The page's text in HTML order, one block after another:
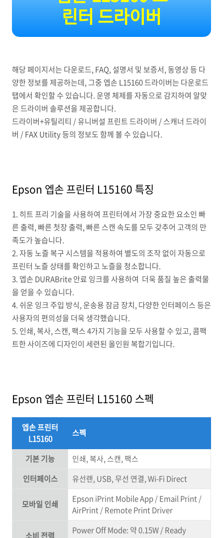
린터 드라이버
해당 페이지서는 다운로드, FAQ, 설명서 및 보증서, 동영상 등 다
양한 정보를 제공하는데, 그중 엡손 L15160 드라이버는 다운로드
탭에서 확인할 수 있습니다. 운영 체제를 자동으로 감지하여 알맞
은 드라이버 솔루션을 제공합니다.
드라이버+유틸리티 / 유니버설 프린트 드라이버 / 스캐너 드라이
버 / FAX Utility 등의 정보도 함께 볼 수 있습니다.
Epson 엡손 프린터 L15160 특징
1. 히트 프리 기술을 사용하여 프린터에서 가장 중요한 요소인 빠
른 출력, 빠른 첫장 출력, 빠른 스캔 속도를 모두 갖추어 고객의 만
족도가 높습니다.
2. 자동 노즐 복구 시스템을 적용하여 별도의 조작 없이 자동으로
프린터 노즐 상태를 확인하고 노즐을 청소합니다.
3. 엡손 DURABrite 안료 잉크를 사용하여 더욱 품질 높은 출력물
을 얻을 수 있습니다.
4. 쉬운 잉크 주입 방식, 운송용 잠금 장치, 다양한 인터페이스 등은
사용자의 편의성을 더욱 생각했습니다.
5. 인쇄, 복사, 스캔, 팩스 4가지 기능을 모두 사용할 수 있고, 콤팩
트한 사이즈에 디자인이 세련된 올인원 복합기입니다.
Epson 엡손 프린터 L15160 스펙
엡손 프린터
L15160
스펙
기본 기능
인쇄, 복사, 스캔, 팩스
인터페이스
유선랜, USB, 무선 연결, Wi-Fi Direct
모바일 인쇄
Epson iPrint Mobile App / Email Print /
AirPrint / Remote Print Driver
소비 전력
Power Off Mode: 약 0.15W / Ready